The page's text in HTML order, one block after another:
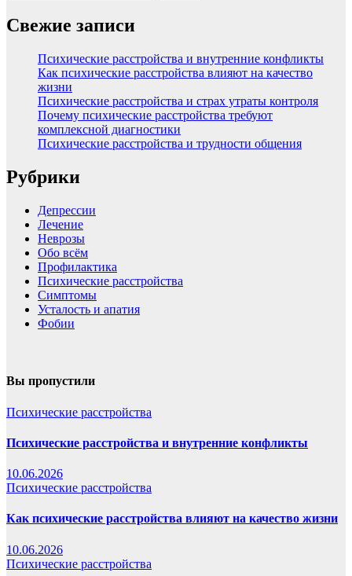
Свежие записи
Психические расстройства и внутренние конфликты
Как психические расстройства влияют на качество
жизни
Психические расстройства и страх утраты контроля
Почему психические расстройства требуют
комплексной диагностики
Психические расстройства и трудности общения
Рубрики
Депрессии
Лечение
Неврозы
Обо всём
Профилактика
Психические расстройства
Симптомы
Усталость и апатия
Фобии
Вы пропустили
Психические расстройства
Психические расстройства и внутренние конфликты
10.06.2026
Психические расстройства
Как психические расстройства влияют на качество жизни
10.06.2026
Психические расстройства